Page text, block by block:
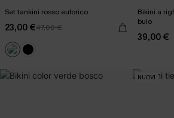
Set tankini rosso euforico
23,00 €47,00 €
Bikini a
buio
39,00 €
NUOVI